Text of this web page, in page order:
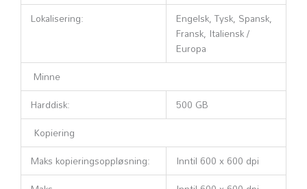
Lokalisering:
Engelsk, Tysk, Spansk,
Fransk, Italiensk /
Europa
Minne
Harddisk:
500 GB
Kopiering
Maks kopieringsoppløsning:
Inntil 600 x 600 dpi